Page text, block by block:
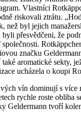
Vlastníci
riskovali ztrátu.
než byl jejich
přesvědčeni, že
značku
aromatické sekty,
ucházela o koupi
vín dominují s více
rychle roste obliba
Geldermann tvoří